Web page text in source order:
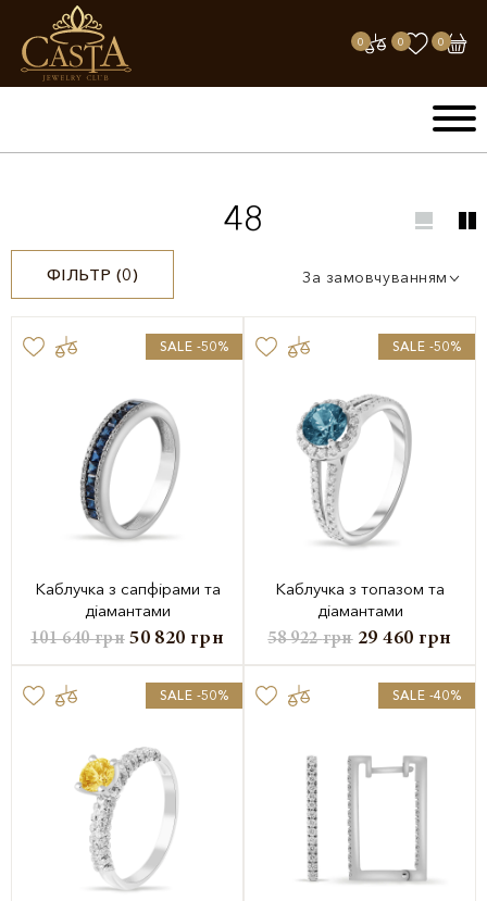
0 0 0
48
ФІЛЬТР (0) За замовчуванням
SALE -50%
Каблучка з сапфірами та
діамантами
101 640грн 50 820 грн
SALE -50%
Каблучка з топазом та
діамантами
58 922грн 29 460 грн
SALE -50% SALE -40%